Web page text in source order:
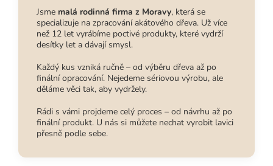
Jsme malá rodinná firma z Moravy, která se
specializuje na zpracování akátového dřeva. Už více
než 12 let vyrábíme poctivé produkty, které vydrží
desítky let a dávají smysl.
Každý kus vzniká ručně – od výběru dřeva až po
finální opracování. Nejedeme sériovou výrobu, ale
děláme věci tak, aby vydržely.
Rádi s vámi projdeme celý proces – od návrhu až po
finální produkt. U nás si můžete nechat vyrobit lavici
přesně podle sebe.